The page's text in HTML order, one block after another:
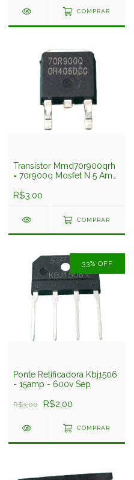
COMPRAR
Transistor Mmd70r900qrh
= 70r900q Mosfet N 5 Amp
Magnachip
R$3,00
COMPRAR
33% OFF
Ponte Retificadora Kbj1506
- 15amp - 600v Sep
R$3,00 R$2,00
COMPRAR